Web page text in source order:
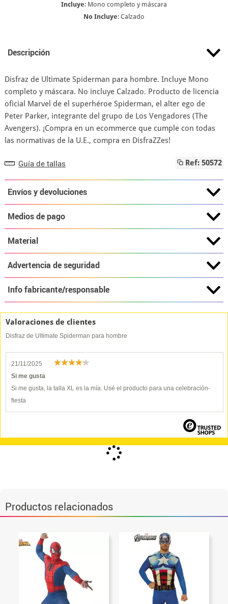
Incluye: Mono completo y máscara
No Incluye: Calzado
Descripción
Disfraz de Ultimate Spiderman para hombre. Incluye Mono
completo y máscara. No incluye Calzado. Producto de licencia
oficial Marvel de el superhéroe Spiderman, el alter ego de
Peter Parker, integrante del grupo de Los Vengadores (The
Avengers). ¡Compra en un ecommerce que cumple con todas
las normativas de la U.E., compra en DisfraZZes!
Guía de tallas Ref: 50572
Envíos y devoluciones
Medios de pago
Material
Advertencia de seguridad
Info fabricante/responsable
Valoraciones de clientes
Disfraz de Ultimate Spiderman para hombre
21/11/2025
Si me gusta
Si me gusta, la talla XL es la mía. Usé el producto para una celebración-
fiesta
Productos relacionados